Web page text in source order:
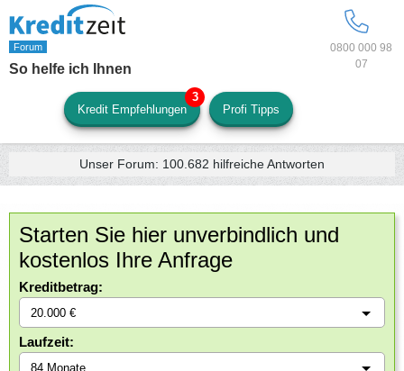
0800 000 98
07
So helfe ich Ihnen
Kredit Empfehlungen Profi Tipps
Unser Forum: 100.682 hilfreiche Antworten
Starten Sie hier unverbindlich und
kostenlos Ihre Anfrage
Kreditbetrag:
Laufzeit: